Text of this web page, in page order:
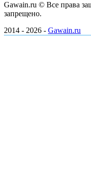
Gawain.ru © Все права
запрещено.
2014 - 2026 - Gawain.ru